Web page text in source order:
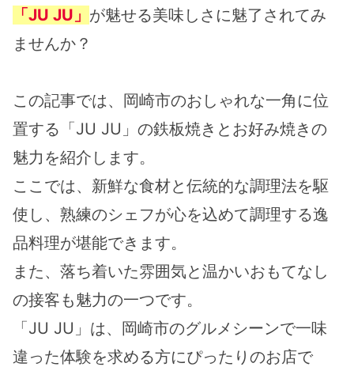
「JU JU」 が魅せる美味しさに魅了されてみ
ませんか？
この記事では、岡崎市のおしゃれな一角に位
置する「JU JU」の鉄板焼きとお好み焼きの
魅力を紹介します。
ここでは、新鮮な食材と伝統的な調理法を駆
使し、熟練のシェフが心を込めて調理する逸
品料理が堪能できます。
また、落ち着いた雰囲気と温かいおもてなし
の接客も魅力の一つです。
「JU JU」は、岡崎市のグルメシーンで一味
違った体験を求める方にぴったりのお店で